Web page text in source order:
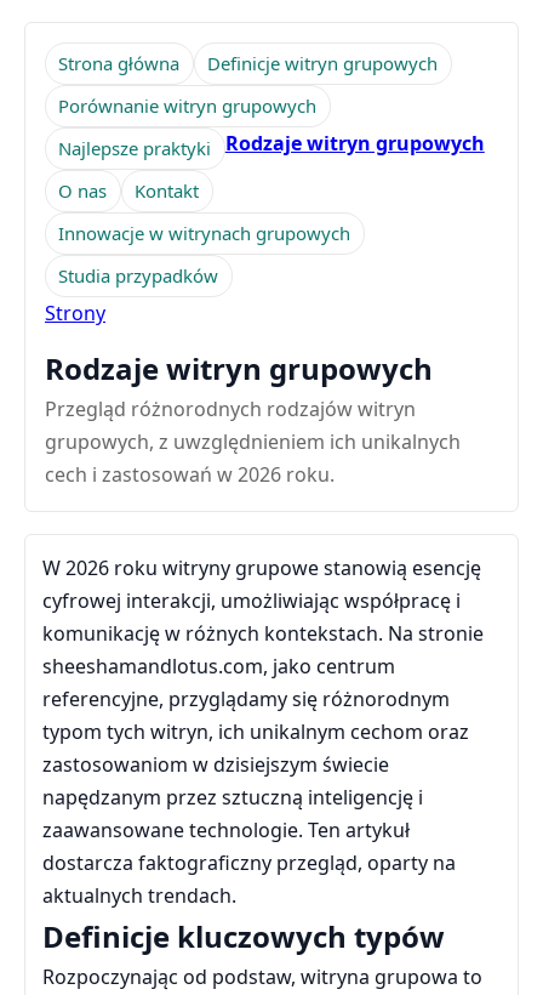
Strona główna
Definicje witryn grupowych
Porównanie witryn grupowych
Najlepsze praktyki
Rodzaje witryn grupowych
O nas
Kontakt
Innowacje w witrynach grupowych
Studia przypadków
Strony
Rodzaje witryn grupowych
Przegląd różnorodnych rodzajów witryn
grupowych, z uwzględnieniem ich unikalnych
cech i zastosowań w 2026 roku.
W 2026 roku witryny grupowe stanowią esencję
cyfrowej interakcji, umożliwiając współpracę i
komunikację w różnych kontekstach. Na stronie
sheeshamandlotus.com, jako centrum
referencyjne, przyglądamy się różnorodnym
typom tych witryn, ich unikalnym cechom oraz
zastosowaniom w dzisiejszym świecie
napędzanym przez sztuczną inteligencję i
zaawansowane technologie. Ten artykuł
dostarcza faktograficzny przegląd, oparty na
aktualnych trendach.
Definicje kluczowych typów
Rozpoczynając od podstaw, witryna grupowa to